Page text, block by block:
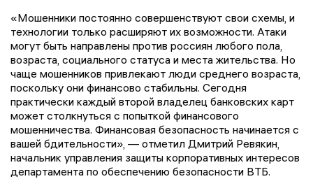
«Мошенники постоянно совершенствуют свои схемы, и
технологии только расширяют их возможности. Атаки
могут быть направлены против россиян любого пола,
возраста, социального статуса и места жительства. Но
чаще мошенников привлекают люди среднего возраста,
поскольку они финансово стабильны. Сегодня
практически каждый второй владелец банковских карт
может столкнуться с попыткой финансового
мошенничества. Финансовая безопасность начинается с
вашей бдительности», — отметил Дмитрий Ревякин,
начальник управления защиты корпоративных интересов
департамента по обеспечению безопасности ВТБ.